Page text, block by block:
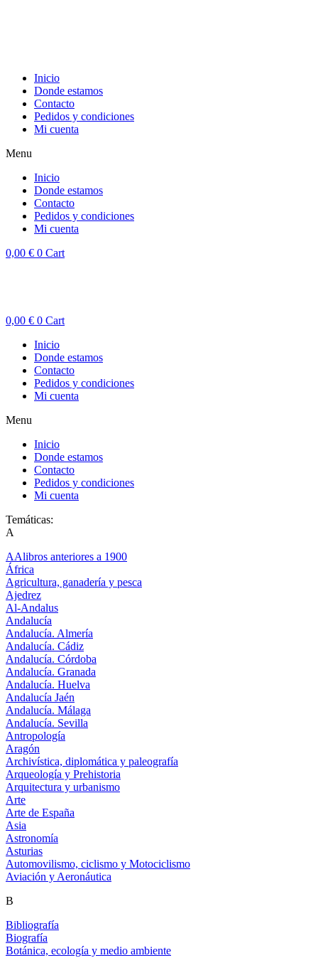
Inicio
Donde estamos
Contacto
Pedidos y condiciones
Mi cuenta
Menu
Inicio
Donde estamos
Contacto
Pedidos y condiciones
Mi cuenta
0,00 € 0 Cart
0,00 € 0 Cart
Inicio
Donde estamos
Contacto
Pedidos y condiciones
Mi cuenta
Menu
Inicio
Donde estamos
Contacto
Pedidos y condiciones
Mi cuenta
Temáticas:
A
AAlibros anteriores a 1900
África
Agricultura, ganadería y pesca
Ajedrez
Al-Andalus
Andalucía
Andalucía. Almería
Andalucía. Cádiz
Andalucía. Córdoba
Andalucía. Granada
Andalucía. Huelva
Andalucía Jaén
Andalucía. Málaga
Andalucía. Sevilla
Antropología
Aragón
Archivística, diplomática y paleografía
Arqueología y Prehistoria
Arquitectura y urbanismo
Arte
Arte de España
Asia
Astronomía
Asturias
Automovilismo, ciclismo y Motociclismo
Aviación y Aeronáutica
B
Bibliografía
Biografía
Botánica, ecología y medio ambiente